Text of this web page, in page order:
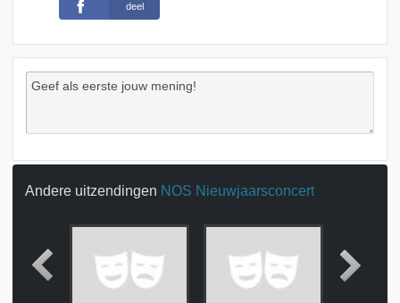
deel
Andere uitzendingen NOS Nieuwjaarsconcert